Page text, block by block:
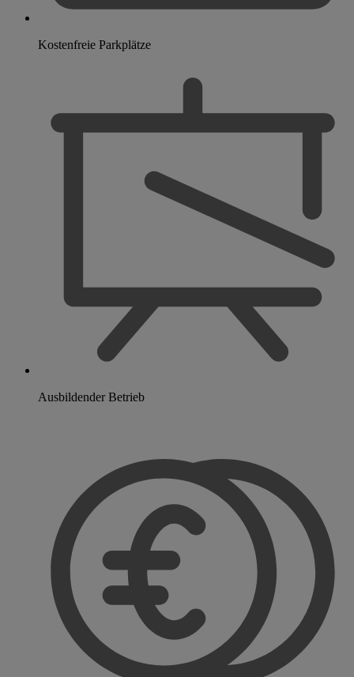
Kostenfreie Parkplätze
Ausbildender Betrieb